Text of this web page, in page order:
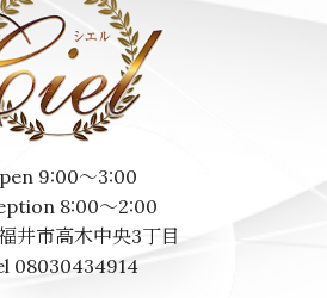
9:00～3:00
8:00～2:00
井市高木中央3丁目
08030434914